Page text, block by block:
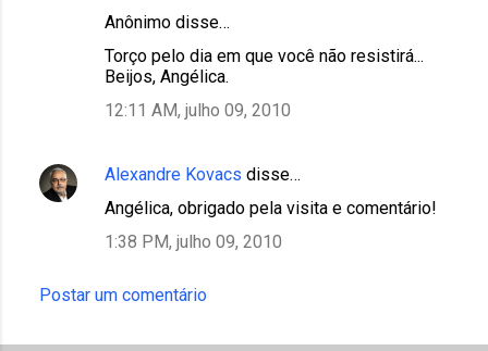
Anônimo disse…
Torço pelo dia em que você não resistirá...
Beijos, Angélica.
12:11 AM, julho 09, 2010
Alexandre Kovacs disse…
Angélica, obrigado pela visita e comentário!
1:38 PM, julho 09, 2010
Postar um comentário